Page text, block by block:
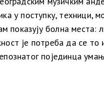
у поступку, техници,
болна места:
је потреба да се то
појединца